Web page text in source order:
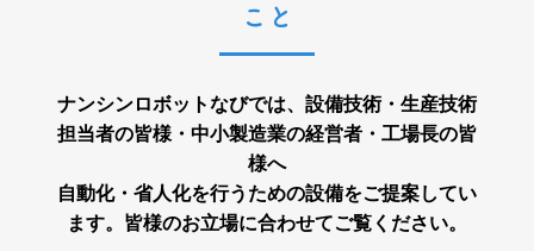
こと
ナンシンロボットなびでは、設備技術・生産技術
担当者の皆様・中小製造業の経営者・工場長の皆
様へ
自動化・省人化を行うための設備をご提案してい
ます。皆様のお立場に合わせてご覧ください。